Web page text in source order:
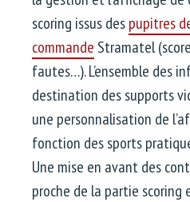
scoring issus despupitres
commande Stramatel
fautes…). L’ensemble des
destination des supports
une personnalisation de
fonction des sports
Une mise en avant des
proche de la partie scoring